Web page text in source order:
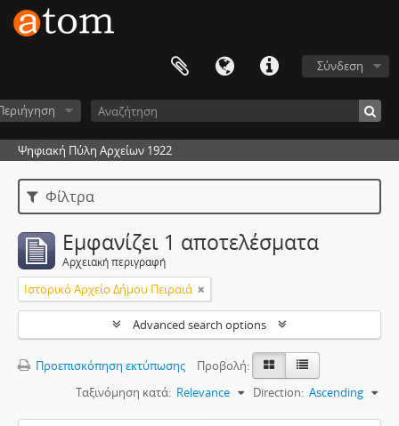
Σύνδεση
Ψηφιακή Πύλη Αρχείων 1922
Φίλτρα
Εμφανίζει 1 αποτελέσματα
Αρχειακή περιγραφή
Ιστορικό Αρχείο Δήμου Πειραιά
Advanced search options
Προεπισκόπηση εκτύπωσης
Προβολή:
Ταξινόμηση κατά: Relevance Direction: Ascending